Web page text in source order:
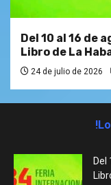
Del 10 al 16 de
Libro de La
24 de julio de 2026
Del